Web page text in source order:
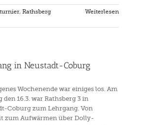
, Rathsberg
Weiterlesen
in Neustadt-Coburg
Wochenende war einiges los. Am
den 16.3. war Rathsberg 3 in
Coburg zum Lehrgang. Von
zum Aufwärmen über Dolly-